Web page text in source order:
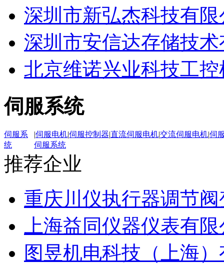
深圳市新弘杰科技有限
深圳市安信达存储技
北京维诺兴业科技工控
伺服系统
伺服系
统
|伺服电机|伺服控制器|直流伺服电机|交流伺服电机|伺
伺服系统
推荐企业
重庆川仪执行器调节
上海益同仪器仪表有
图昱机电科技（上海